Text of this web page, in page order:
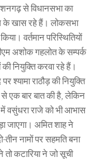
से विधानसभा का
के खास रहे हैं। लोकसभा
वर्तमान परिस्थितियों
अशोक गहलोत के सम्पर्क
नियुक्ति करवा रहे हैं।
राठौड़ की नियुक्ति
से एक बार बात की है, लेकिन
वसुंधरा राजे को भी आभास
जाएगा। अमित शाह ने
तीन नामों पर सहमति बना
तो कटारिया ने जो सूची